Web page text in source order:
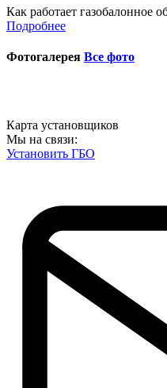
Как работает газобалонное
Подробнее
Фотогалерея Все фото
Карта установщиков
Мы на связи:
Установить ГБО